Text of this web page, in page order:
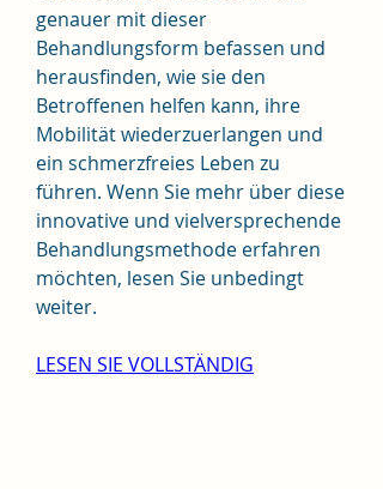
genauer mit dieser
Behandlungsform befassen und
herausfinden, wie sie den
Betroffenen helfen kann, ihre
Mobilität wiederzuerlangen und
ein schmerzfreies Leben zu
führen. Wenn Sie mehr über diese
innovative und vielversprechende
Behandlungsmethode erfahren
möchten, lesen Sie unbedingt
weiter.
LESEN SIE VOLLSTÄNDIG